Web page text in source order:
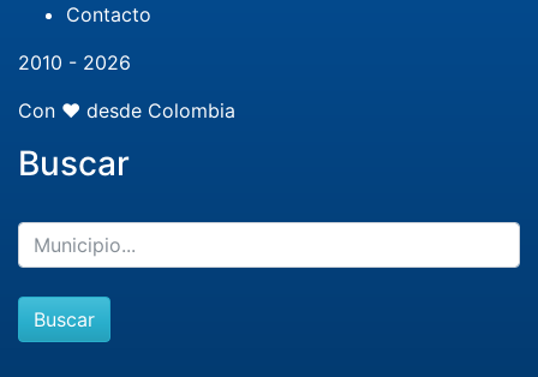
Contacto
2010 - 2026
Con ❤️ desde Colombia
Buscar
Buscar